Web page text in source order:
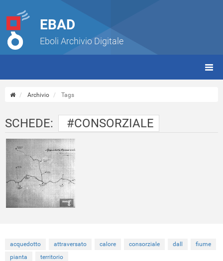
EBAD
Eboli Archivio Digitale
Archivio Tags
SCHEDE: #CONSORZIALE
acquedotto attraversato calore consorziale dall
fiume
pianta
territorio